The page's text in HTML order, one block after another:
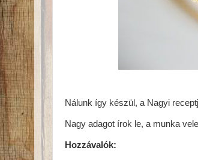
Nálunk így készül, a Nagyi
Nagy adagot írok le, a munka
Hozzávalók: